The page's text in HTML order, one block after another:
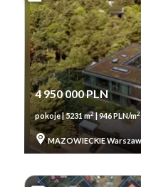
4 950 000 PLN
pokoje | 5231 m2| 946 PLN/m2
MAZOWIECKIE